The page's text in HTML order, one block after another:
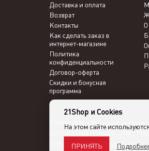
О
Доставка и оплата
Возврат
Контакты
Как сделать заказ в
интернет-магазине
Политика
конфиденциальности
Договор-оферта
Скидки и бонусная
программа
21shop 2026 -
Интернет-
ООО "Кольца Нептуна", ИНН
Политика конфиденциальности
21Shop и Cookies
На этом сайте
ПРИНЯТЬ